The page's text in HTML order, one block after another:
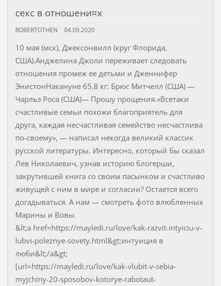
секс в отношени¤х
ROBERTOTHEN 04.09.2020
10 мая (мск), Джексонвилл (круг Флорида,
США).Анджелина Джоли переживает следовать
отношения промеж ее детьми и Дженнифер
ЭнистонНакануне 65,8 кг: Брюс Митчелл (США) —
Чарльз Роса (США)— Прошу прощения.«Всетаки
счастливые семьи похожи благоприятель для
друга, каждая несчастливая семейство несчастлива
по-своему», — написал некогда великий классик
русской литературы. Интересно, который бы сказал
Лев Николаевич, узнав историю блогерши,
закрутившей книга со своим пасынком и счастливо
живущей с ним в мире и согласии? Остается всего
догадываться. А нам — смотреть фото влюбленных
Марины и Вовы.
&lt;a href=https://mayledi.ru/love/kak-razvit-intyiciu-v-
lubvi-poleznye-sovety.html&gt;интуиция в
люби&lt;/a&gt;
[url=https://mayledi.ru/love/kak-vlubit-v-sebia-
myjchiny-20-sposobov-kotorye-rabotaut-